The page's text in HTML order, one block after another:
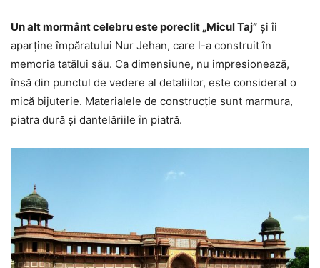
Un alt mormânt celebru este poreclit „Micul Taj” și îi
aparține împăratului Nur Jehan, care l-a construit în
memoria tatălui său. Ca dimensiune, nu impresionează,
însă din punctul de vedere al detaliilor, este considerat o
mică bijuterie. Materialele de construcție sunt marmura,
piatra dură și dantelăriile în piatră.